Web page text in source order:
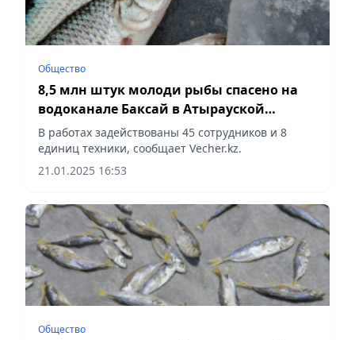
Общество
8,5 млн штук молоди рыбы спасено на
водоканале Баксай в Атырауской
области
В работах задействованы 45 сотрудников и 8
единиц техники, сообщает Vecher.kz.
21.01.2025 16:53
Общество